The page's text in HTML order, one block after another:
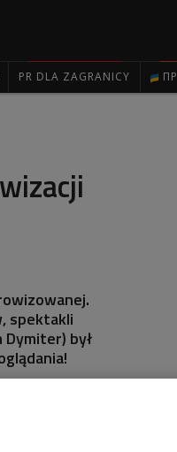
PR DLA ZAGRANICY
spektakli
był